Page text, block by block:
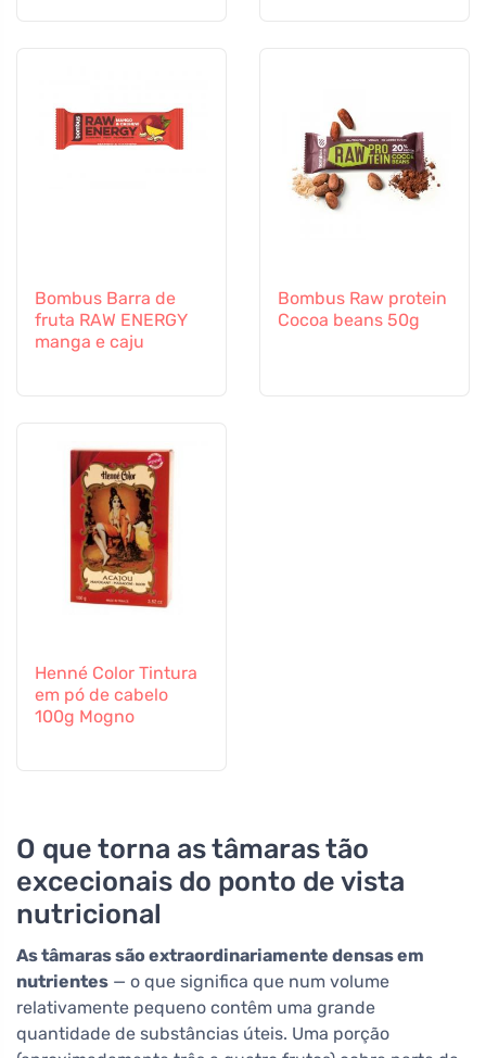
Bombus Barra de
fruta RAW ENERGY
manga e caju
Bombus Raw protein
Cocoa beans 50g
Henné Color Tintura
em pó de cabelo
100g Mogno
O que torna as tâmaras tão
excecionais do ponto de vista
nutricional
As tâmaras são extraordinariamente densas em
nutrientes — o que significa que num volume
relativamente pequeno contêm uma grande
quantidade de substâncias úteis. Uma porção